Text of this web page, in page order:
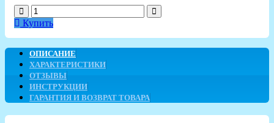
Купить
ОПИСАНИЕ
ХАРАКТЕРИСТИКИ
ОТЗЫВЫ
ИНСТРУКЦИИ
ГАРАНТИЯ И ВОЗВРАТ ТОВАРА